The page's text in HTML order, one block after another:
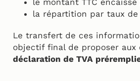
le montant TTC encaissé
la répartition par taux de
Le transfert de ces
objectif final de proposer aux
déclaration de TVA